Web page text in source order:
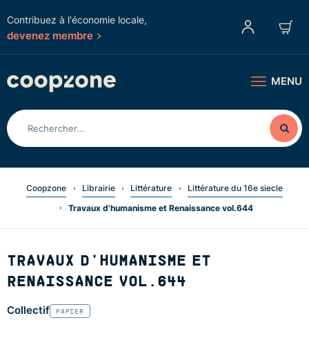
Contribuez à l'économie locale,
devenez membre
MENU
Coopzone Librairie Littérature
Littérature du 16e siecle
Travaux d'humanisme et Renaissance vol.644
TRAVAUX D'HUMANISME ET
RENAISSANCE VOL.644
Collectif PAPIER